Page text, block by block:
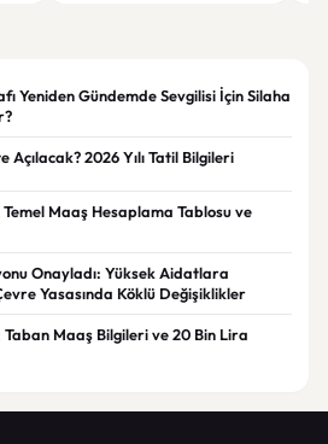
Yeniden Gündemde Sevgilisi İçin Silaha
2026 Yılı Tatil Bilgileri
Maaş Hesaplama Tablosu ve
Onayladı: Yüksek Aidatlara
Yasasında Köklü Değişiklikler
Taban Maaş Bilgileri ve 20 Bin Lira